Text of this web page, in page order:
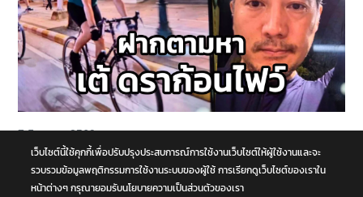
7 สิงหาคม 2569
ฝากสังเกต ตามหา "เต้ ดราก้อนไฟว์" ปั่นจักรยานคู่ใจ หายออกไปจาก
บ้านย่านบางกรวย แฟนสาวเห็นผิดปกติ รุดแจ้งความหวั่นเกิดเหตุร้าย
เว็บไซต์นี้ใช้คุกกี้เพื่อปรับปรุงประสบการณ์การใช้งานเว็บไซต์ให้ผู้ใช้งานและจะ
รวบรวมข้อมูลพฤติกรรมการใช้งานระบบของผู้ใช้ การเรียกดูเว็บไซต์ของเราใน
หน้าต่างๆ กรุณายอมรับนโยบายความเป็นส่วนตัวของเรา